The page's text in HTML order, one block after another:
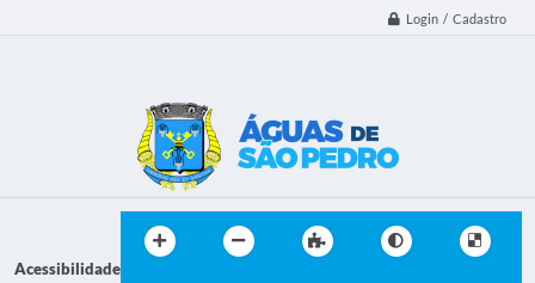
Login / Cadastro
Acessibilidade